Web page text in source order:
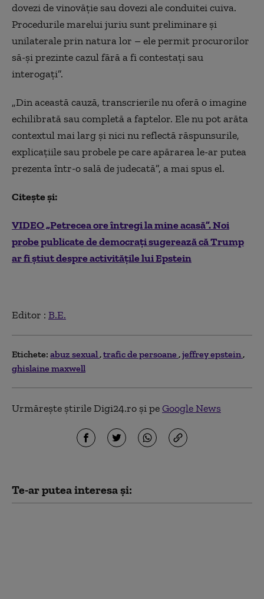
dovezi de vinovăție sau dovezi ale conduitei cuiva.
Procedurile marelui juriu sunt preliminare și
unilaterale prin natura lor – ele permit procurorilor
să-și prezinte cazul fără a fi contestați sau
interogați”.
„Din această cauză, transcrierile nu oferă o imagine
echilibrată sau completă a faptelor. Ele nu pot arăta
contextul mai larg și nici nu reflectă răspunsurile,
explicațiile sau probele pe care apărarea le-ar putea
prezenta într-o sală de judecată”, a mai spus el.
Citește și:
VIDEO „Petrecea ore întregi la mine acasă”. Noi
probe publicate de democrați sugerează că Trump
ar fi știut despre activitățile lui Epstein
Editor : B.E.
Etichete: abuz sexual trafic de persoane jeffrey epstein
ghislaine maxwell
Urmărește știrile Digi24.ro și peGoogle News
Te-ar putea interesa și: